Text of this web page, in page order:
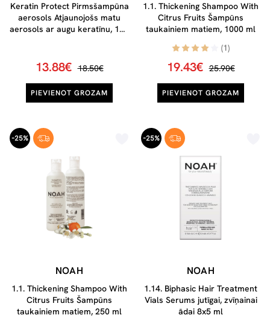
Keratin Protect Pirmsšampūna
aerosols Atjaunojošs matu
aerosols ar augu keratīnu, 100
13.88€ 18.50€
PIEVIENOT GROZAM
1.1. Thickening Shampoo With
Citrus Fruits Šampūns
taukainiem matiem, 1000 ml
(1)
19.43€ 25.90€
PIEVIENOT GROZAM
-25%
NOAH
1.1. Thickening Shampoo With
Citrus Fruits Šampūns
taukainiem matiem, 250 ml
-25%
NOAH
1.14. Biphasic Hair Treatment
Vials Serums jutīgai, zvīņainai
ādai 8x5 ml